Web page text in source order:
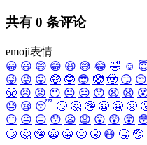
共有 0 条评论
emoji表情
😀 😃 😄 😁 😆 😅 😂 🤣 ☺️
😜 😝 😛 🤑 🤓 😎 🤡 🤠 😏 😒
😤 😠 😡 😶 😐 😑 😯 😦 😧
😓 😪 😴 🙄 🤔 🤥 😬 🤐 🤢
😶 😐 😑 😯 😦 😧 😮 😲 😵
🙄 🤔 🤥 😬 🤐 🤢 🤧 😷 🤒 🤕